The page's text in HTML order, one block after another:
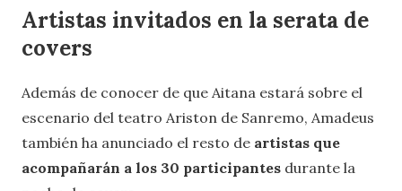
Artistas invitados en la serata de
covers
Además de conocer de que Aitana estará sobre el
escenario del teatro Ariston de Sanremo, Amadeus
también ha anunciado el resto de artistas que
acompañarán a los 30 participantes durante la